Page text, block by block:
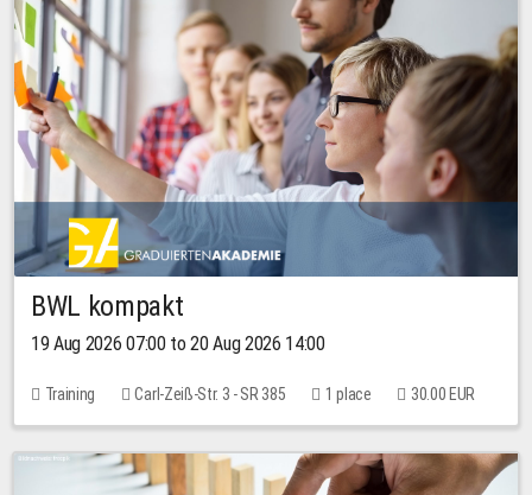
BWL kompakt
19 Aug 2026 07:00 to 20 Aug 2026 14:00
Training Carl-Zeiß-Str. 3 - SR 385 1 place 30.00 EUR